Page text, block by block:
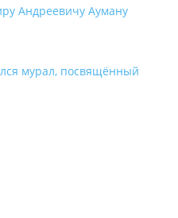
Андреевичу Ауману
мурал, посвящённый